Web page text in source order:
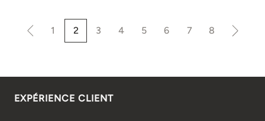
1 2 3 4 5 6 7 8
EXPÉRIENCE CLIENT